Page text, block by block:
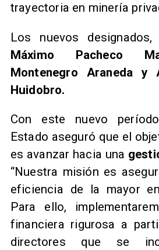
trayectoria en minería
Los nuevos designados,
Máximo Pacheco
Montenegro Araneda y
Huidobro.
Con este nuevo
Estado aseguró que el
es avanzar hacia una
“Nuestra misión es
eficiencia de la mayor
Para ello,
financiera rigurosa a
directores que se